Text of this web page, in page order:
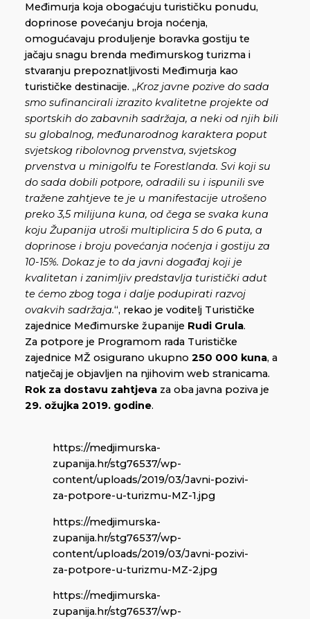
Međimurja koja obogaćuju turističku ponudu,
doprinose povećanju broja noćenja,
omogućavaju produljenje boravka gostiju te
jačaju snagu brenda međimurskog turizma i
stvaranju prepoznatljivosti Međimurja kao
turističke destinacije. „Kroz javne pozive do sada
smo sufinancirali izrazito kvalitetne projekte od
sportskih do zabavnih sadržaja, a neki od njih bili
su globalnog, međunarodnog karaktera poput
svjetskog ribolovnog prvenstva, svjetskog
prvenstva u minigolfu te Forestlanda. Svi koji su
do sada dobili potpore, odradili su i ispunili sve
tražene zahtjeve te je u manifestacije utrošeno
preko 3,5 milijuna kuna, od čega se svaka kuna
koju Županija utroši multiplicira 5 do 6 puta, a
doprinose i broju povećanja noćenja i gostiju za
10-15%. Dokaz je to da javni događaj koji je
kvalitetan i zanimljiv predstavlja turistički adut
te ćemo zbog toga i dalje podupirati razvoj
ovakvih sadržaja.“, rekao je voditelj Turističke
zajednice Međimurske županije Rudi Grula.
Za potpore je Programom rada Turističke
zajednice MŽ osigurano ukupno 250 000 kuna, a
natječaj je objavljen na njihovim web stranicama.
Rok za dostavu zahtjeva za oba javna poziva je
29. ožujka 2019. godine.
https://medjimurska-
zupanija.hr/stg76537/wp-
content/uploads/2019/03/Javni-pozivi-
za-potpore-u-turizmu-MZ-1.jpg
https://medjimurska-
zupanija.hr/stg76537/wp-
content/uploads/2019/03/Javni-pozivi-
za-potpore-u-turizmu-MZ-2.jpg
https://medjimurska-
zupanija.hr/stg76537/wp-